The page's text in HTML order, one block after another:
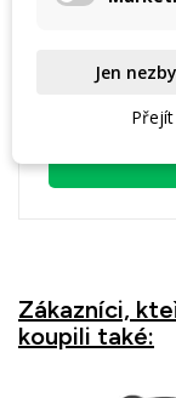
call +420
Zákazníci,
koupili také:
Jen